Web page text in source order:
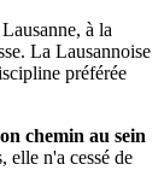
à la
La Lausannoise
préférée
chemin au sein
elle n'a cessé de